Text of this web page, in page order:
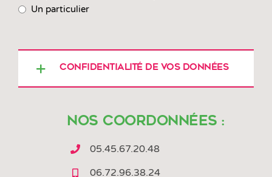
Un particulier
Confidentialité de vos Données
Nos coordonnées :
05.45.67.20.48
06.72.96.38.24